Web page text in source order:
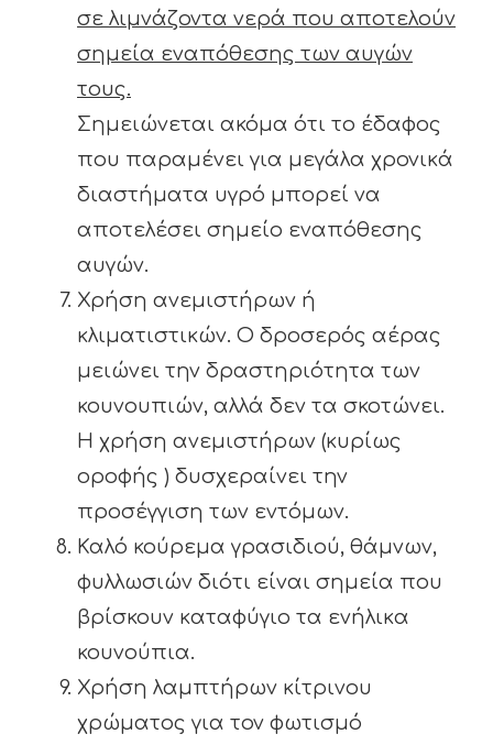
σε λιμνάζοντα νερά που αποτελούν
σημεία εναπόθεσης των αυγών
τους.
Σημειώνεται ακόμα ότι το έδαφος
που παραμένει για μεγάλα χρονικά
διαστήματα υγρό μπορεί να
αποτελέσει σημείο εναπόθεσης
αυγών.
Χρήση ανεμιστήρων ή
κλιματιστικών. Ο δροσερός αέρας
μειώνει την δραστηριότητα των
κουνουπιών, αλλά δεν τα σκοτώνει.
Η χρήση ανεμιστήρων (κυρίως
οροφής ) δυσχεραίνει την
προσέγγιση των εντόμων.
Καλό κούρεμα γρασιδιού, θάμνων,
φυλλωσιών διότι είναι σημεία που
βρίσκουν καταφύγιο τα ενήλικα
κουνούπια.
Χρήση λαμπτήρων κίτρινου
χρώματος για τον φωτισμό